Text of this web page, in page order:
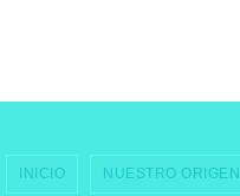
INICIO NUESTRO ORIGEN